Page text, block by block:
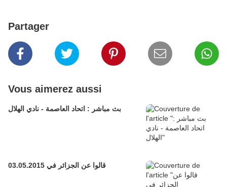
Partager
Vous aimerez aussi
بث مباشر : اتحاد العاصمة - نادي الهلال
قالوا عن الجزائر في 03.05.2015